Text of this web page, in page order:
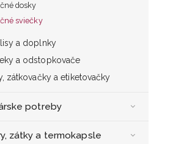
dosky
sviečky
a doplnky
a odstopkovače
zátkovačky a etiketovačky
potreby
zátky a termokapsle